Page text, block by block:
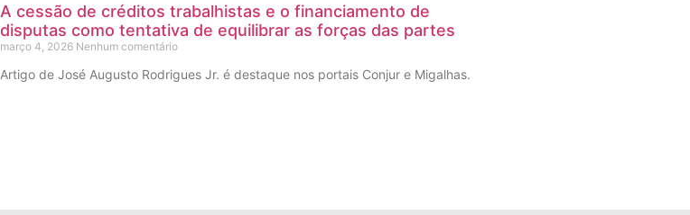
A cessão de créditos trabalhistas e o financiamento de
disputas como tentativa de equilibrar as forças das partes
março 4, 2026 Nenhum comentário
Artigo de José Augusto Rodrigues Jr. é destaque nos portais Conjur e Migalhas.